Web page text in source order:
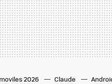
2026 Claude